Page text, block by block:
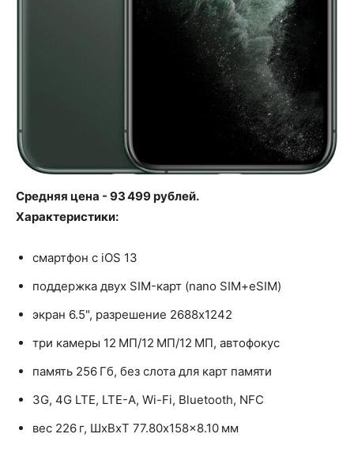
Средняя цена - 93 499 рублей.
Характеристики:
смартфон с iOS 13
поддержка двух SIM-карт (nano SIM+eSIM)
экран 6.5", разрешение 2688x1242
три камеры 12 МП/12 МП/12 МП, автофокус
память 256 Гб, без слота для карт памяти
3G, 4G LTE, LTE-A, Wi-Fi, Bluetooth, NFC
вес 226 г, ШxВxТ 77.80x158x8.10 мм